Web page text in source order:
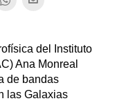
del Instituto
Ana Monreal
de bandas
las Galaxias